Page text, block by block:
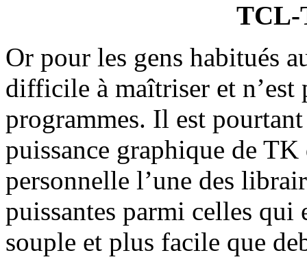
TCL-
Or pour les gens habitués
difficile à maîtriser et n’est
programmes. Il est
puissance graphique de
personnelle l’une des
puissantes parmi celles
souple et plus facile que